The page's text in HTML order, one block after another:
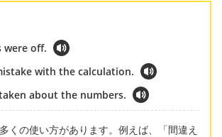
were off.
with the calculation.
about the numbers.
くの使い方があります。例えば、「間違え